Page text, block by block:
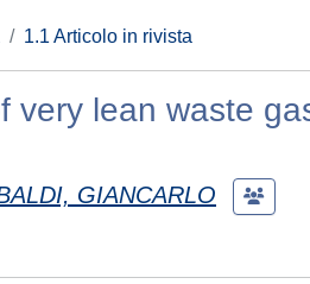
1.1 Articolo in rivista
very lean waste
GIANCARLO